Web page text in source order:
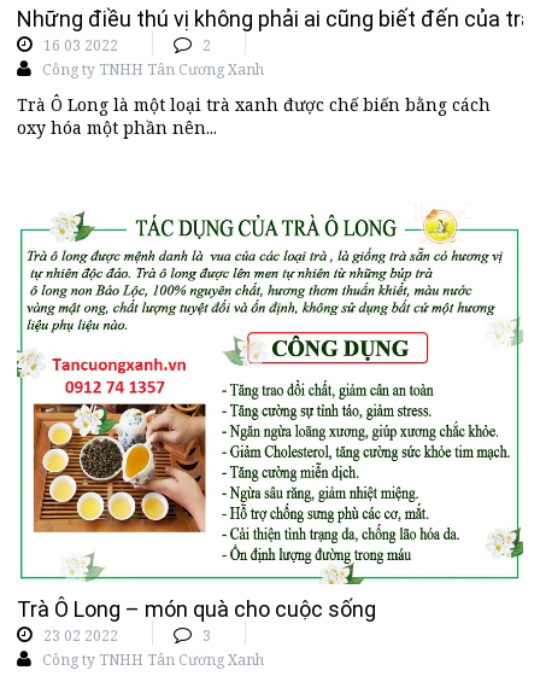
Những điều thú vị không phải ai cũng biết đến của trà
16 03 2022
2
Công ty TNHH Tân Cương Xanh
Trà Ô Long là một loại trà xanh được chế biến bằng cách
oxy hóa một phần nên...
Trà Ô Long – món quà cho cuộc sống
23 02 2022
3
Công ty TNHH Tân Cương Xanh